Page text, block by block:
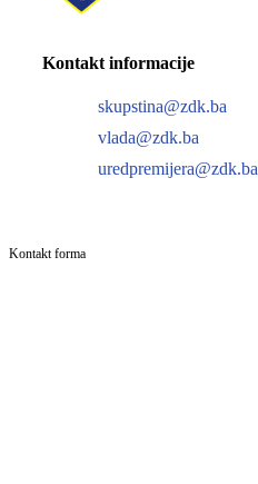
Kontakt informacije
skupstina@zdk.ba
vlada@zdk.ba
uredpremijera@zdk.ba
Kontakt forma